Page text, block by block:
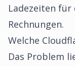
Ladezeiten für
Rechnungen.
Welche
Das Problem